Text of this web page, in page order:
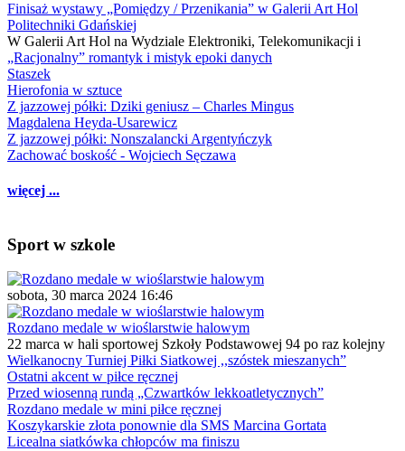
Finisaż wystawy „Pomiędzy / Przenikania” w Galerii Art Hol
Politechniki Gdańskiej
W Galerii Art Hol na Wydziale Elektroniki, Telekomunikacji i
„Racjonalny” romantyk i mistyk epoki danych
Staszek
Hierofonia w sztuce
Z jazzowej półki: Dziki geniusz – Charles Mingus
Magdalena Heyda-Usarewicz
Z jazzowej półki: Nonszalancki Argentyńczyk
Zachować boskość - Wojciech Sęczawa
więcej ...
Sport w szkole
sobota, 30 marca 2024 16:46
Rozdano medale w wioślarstwie halowym
22 marca w hali sportowej Szkoły Podstawowej 94 po raz kolejny
Wielkanocny Turniej Piłki Siatkowej ,,szóstek mieszanych”
Ostatni akcent w piłce ręcznej
Przed wiosenną rundą „Czwartków lekkoatletycznych”
Rozdano medale w mini piłce ręcznej
Koszykarskie złota ponownie dla SMS Marcina Gortata
Licealna siatkówka chłopców ma finiszu